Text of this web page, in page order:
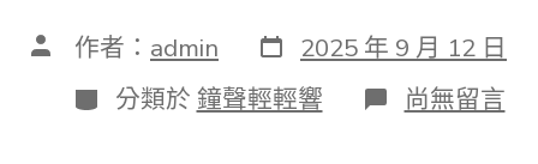
文 作者： admin 發
表
日
期
2025 年 9 月 12 日
分
類
分類於 鐘聲輕輕響 在
〈用
尚無留言